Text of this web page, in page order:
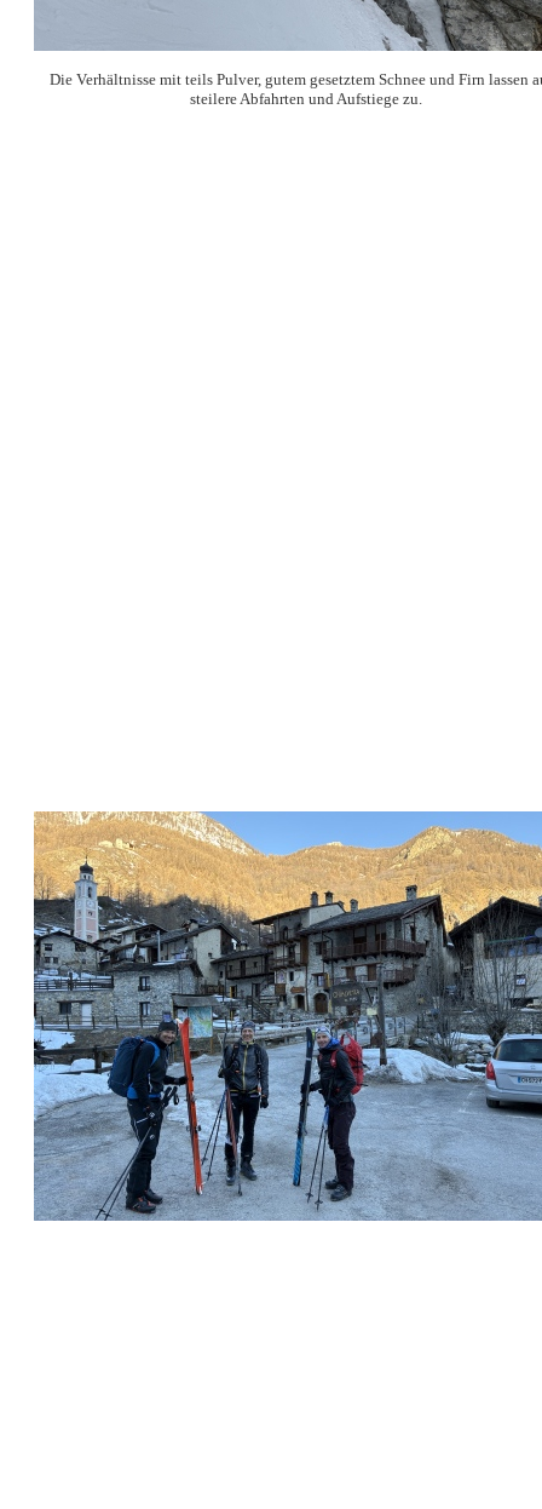
Die Verhältnisse mit teils Pulver, gutem gesetztem Schnee und Firn lassen
steilere Abfahrten und Aufstiege zu.